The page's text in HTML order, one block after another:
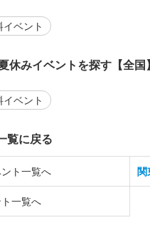
イベント
休みイベントを探す【全国】
イベント
覧に戻る
ト一覧へ 関
一覧へ